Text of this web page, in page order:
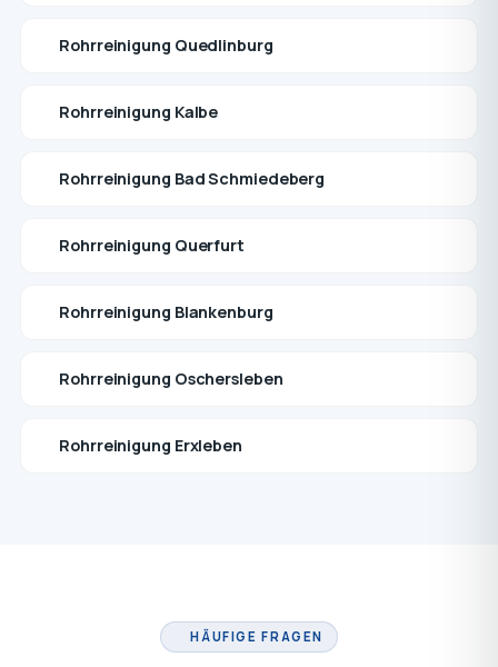
Rohrreinigung Quedlinburg
Rohrreinigung Kalbe
Rohrreinigung Bad Schmiedeberg
Rohrreinigung Querfurt
Rohrreinigung Blankenburg
Rohrreinigung Oschersleben
Rohrreinigung Erxleben
HÄUFIGE FRAGEN